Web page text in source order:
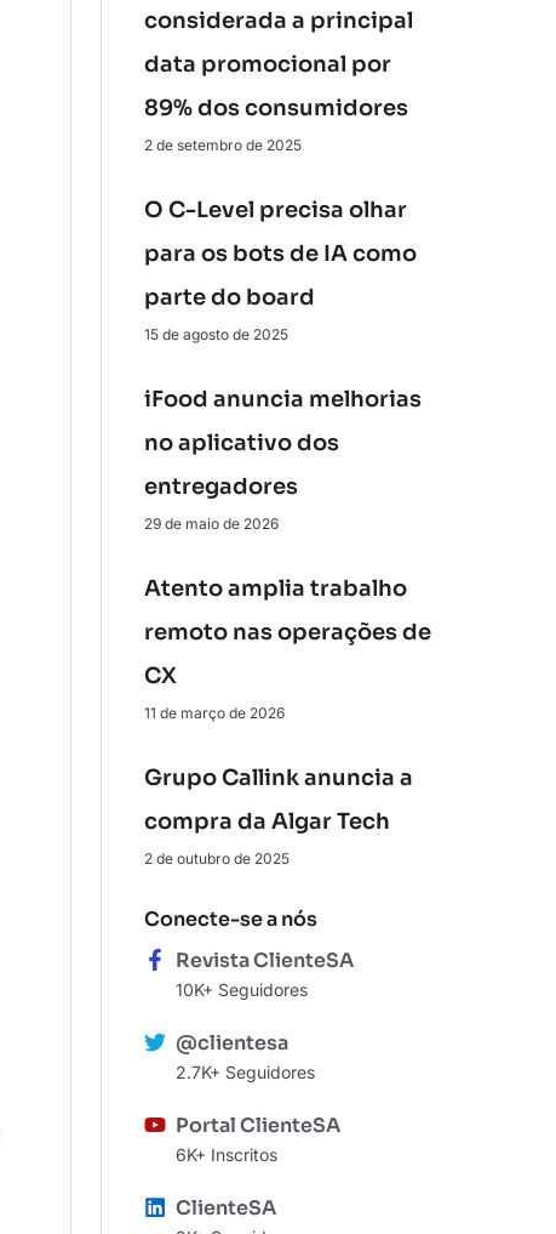
considerada a principal
data promocional por
89% dos consumidores
2 de setembro de 2025
O C-Level precisa olhar
para os bots de IA como
parte do board
15 de agosto de 2025
iFood anuncia melhorias
no aplicativo dos
entregadores
29 de maio de 2026
Atento amplia trabalho
remoto nas operações de
CX
11 de março de 2026
Grupo Callink anuncia a
compra da Algar Tech
2 de outubro de 2025
Conecte-se a nós
Revista ClienteSA
10K+ Seguidores
@clientesa
2.7K+ Seguidores
Portal ClienteSA
6K+ Inscritos
ClienteSA